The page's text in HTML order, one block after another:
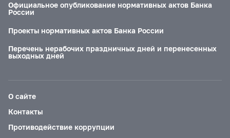
Официальное опубликование нормативных актов Банка
России
Проекты нормативных актов Банка России
Перечень нерабочих праздничных дней и перенесенных
выходных дней
О сайте
Контакты
Противодействие коррупции